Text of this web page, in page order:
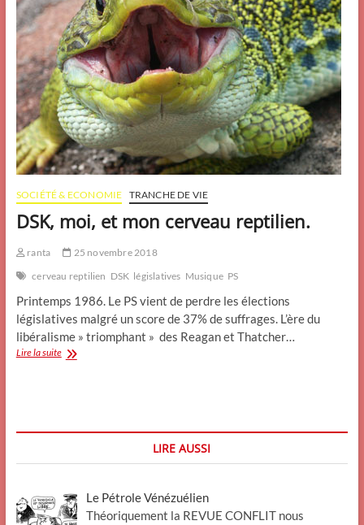
SOCIÉTÉ & ECONOMIE TRANCHE DE VIE
DSK, moi, et mon cerveau reptilien.
ranta
25 novembre 2018
cerveau reptilien DSK législatives Musique PS
Printemps 1986. Le PS vient de perdre les élections
législatives malgré un score de 37% de suffrages. L’ère du
libéralisme » triomphant » des Reagan et Thatcher…
Lire la suiteDSK,
LIRE AUSSI
Le Pétrole Vénézuélien
Théoriquement la REVUE CONFLIT nous